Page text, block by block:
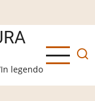
legendo